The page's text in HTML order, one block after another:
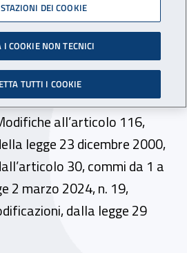
n. 31 del 10
e per evasioni
sanzionatorio dal 1°
all’articolo 116,
legge 23 dicembre 2000,
30, commi da 1 a
2 marzo 2024, n. 19,
dalla legge 29
DEI COOKIE
I COOKIE NON TECNICI
TUTTI I COOKIE